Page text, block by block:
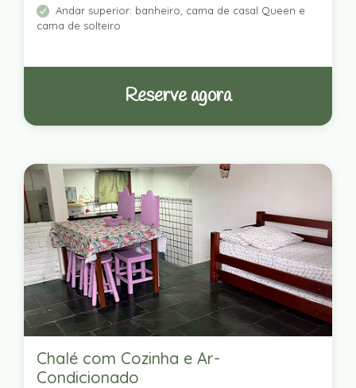
Andar superior: banheiro, cama de casal Queen e
cama de solteiro
Reserve agora
Chalé com Cozinha e Ar-
Condicionado